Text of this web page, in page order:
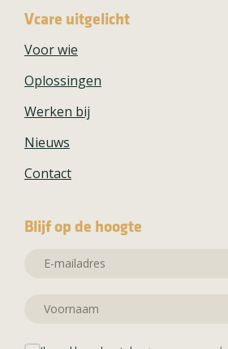
Vcare uitgelicht
Voor wie
Oplossingen
Werken bij
Nieuws
Contact
Blijf op de hoogte